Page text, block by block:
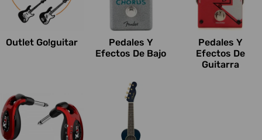
Outlet Go!guitar
Pedales Y
Efectos De Bajo
Pedales Y
Efectos De
Guitarra